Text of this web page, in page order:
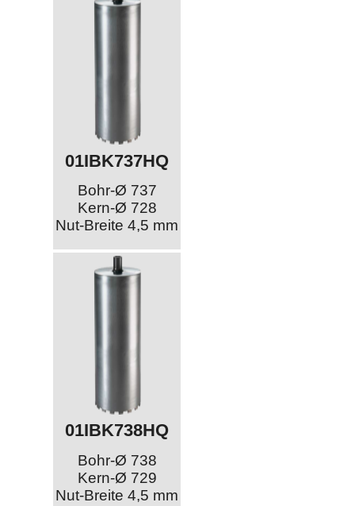
01IBK737HQ
Bohr-Ø 737
Kern-Ø 728
Nut-Breite 4,5 mm
01IBK738HQ
Bohr-Ø 738
Kern-Ø 729
Nut-Breite 4,5 mm